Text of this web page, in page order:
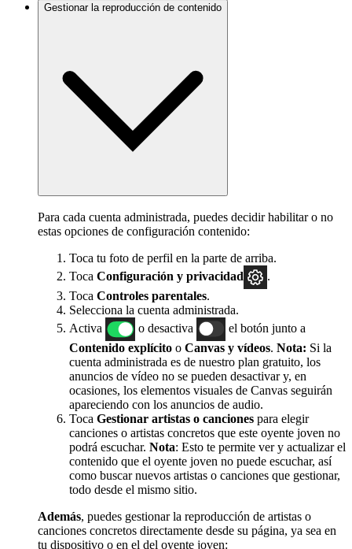
Gestionar la reproducción de contenido
Para cada cuenta administrada, puedes decidir habilitar o no
estas opciones de configuración contenido:
Toca tu foto de perfil en la parte de arriba.
Toca Configuración y privacidad
.
Toca Controles parentales.
Selecciona la cuenta administrada.
Activa
o desactiva
el botón junto a
Contenido explícito o Canvas y vídeos. Nota: Si la
cuenta administrada es de nuestro plan gratuito, los
anuncios de vídeo no se pueden desactivar y, en
ocasiones, los elementos visuales de Canvas seguirán
apareciendo con los anuncios de audio.
Toca Gestionar artistas o canciones para elegir
canciones o artistas concretos que este oyente joven no
podrá escuchar. Nota: Esto te permite ver y actualizar el
contenido que el oyente joven no puede escuchar, así
como buscar nuevos artistas o canciones que gestionar,
todo desde el mismo sitio.
Además, puedes gestionar la reproducción de artistas o
canciones concretos directamente desde su página, ya sea en
tu dispositivo o en el del oyente joven: